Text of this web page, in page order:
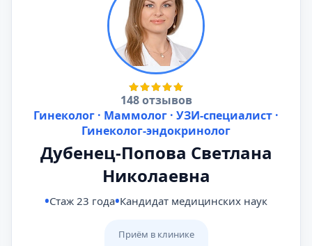
148 отзывов
Гинеколог · Маммолог · УЗИ-специалист ·
Гинеколог-эндокринолог
Дубенец-Попова Светлана
Николаевна
Стаж 23 года Кандидат медицинских наук
Приём в клинике